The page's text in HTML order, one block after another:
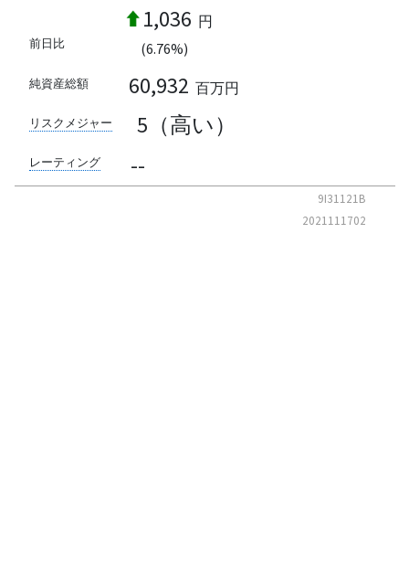
前日比
1,036 円
(6.76%)
純資産総額 60,932 百万円
リスクメジャー 5（高い）
レーティング --
9I31121B
2021111702